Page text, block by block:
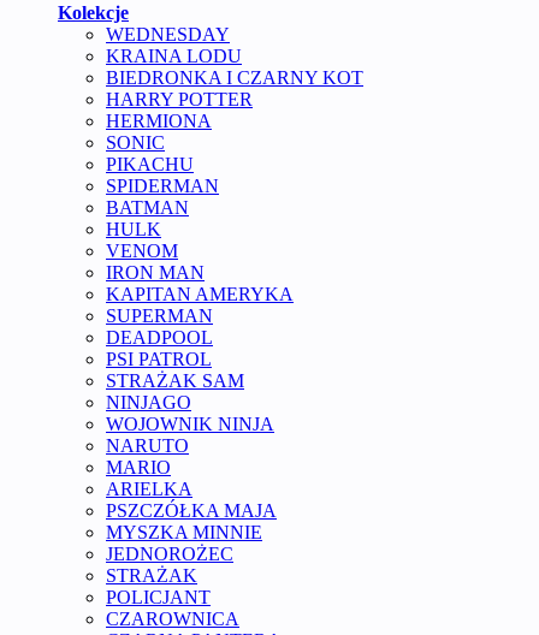
Kolekcje
WEDNESDAY
KRAINA LODU
BIEDRONKA I CZARNY KOT
HARRY POTTER
HERMIONA
SONIC
PIKACHU
SPIDERMAN
BATMAN
HULK
VENOM
IRON MAN
KAPITAN AMERYKA
SUPERMAN
DEADPOOL
PSI PATROL
STRAŻAK SAM
NINJAGO
WOJOWNIK NINJA
NARUTO
MARIO
ARIELKA
PSZCZÓŁKA MAJA
MYSZKA MINNIE
JEDNOROŻEC
STRAŻAK
POLICJANT
CZAROWNICA